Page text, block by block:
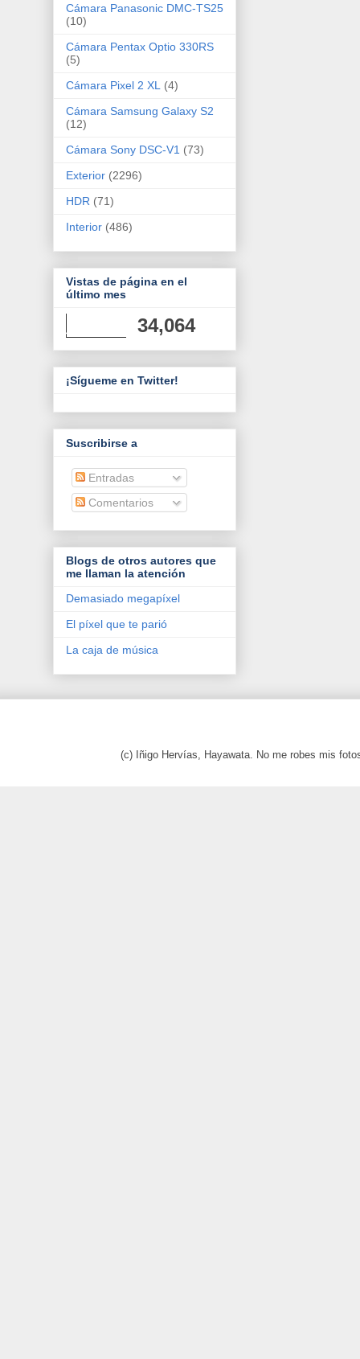
Cámara Panasonic DMC-TS25
(10)
Cámara Pentax Optio 330RS
(5)
Cámara Pixel 2 XL
(4)
Cámara Samsung Galaxy S2
(12)
Cámara Sony DSC-V1 (73)
Exterior (2296)
HDR (71)
Interior (486)
Vistas de página en el
último mes
34,064
¡Sígueme en Twitter!
Suscribirse a
Entradas
Comentarios
Blogs de otros autores que
me llaman la atención
Demasiado megapíxel
El píxel que te parió
La caja de música
(c) Iñigo Hervías, Hayawata. No me robes mis